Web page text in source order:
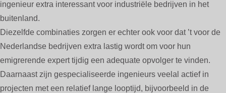
ingenieur extra interessant voor industriële bedrijven in het
buitenland.
Diezelfde combinaties zorgen er echter ook voor dat ’t voor de
Nederlandse bedrijven extra lastig wordt om voor hun
emigrerende expert tijdig een adequate opvolger te vinden.
Daarnaast zijn gespecialiseerde ingenieurs veelal actief in
projecten met een relatief lange looptijd, bijvoorbeeld in de